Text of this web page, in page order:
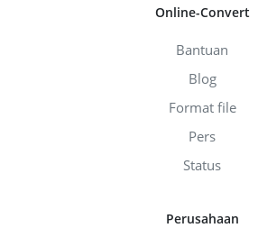
Online-Convert
Bantuan
Blog
Format file
Pers
Status
Perusahaan